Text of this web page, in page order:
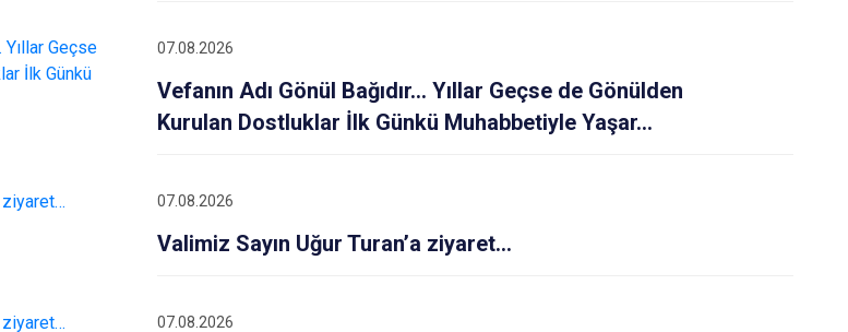
07.08.2026
Vefanın Adı Gönül Bağıdır… Yıllar Geçse de Gönülden
Kurulan Dostluklar İlk Günkü Muhabbetiyle Yaşar…
07.08.2026
Valimiz Sayın Uğur Turan’a ziyaret…
07.08.2026